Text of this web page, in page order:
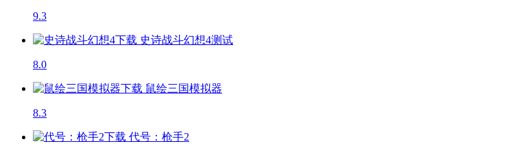
9.3
史诗战斗幻想4测试
8.0
鼠绘三国模拟器
8.3
代号：枪手2